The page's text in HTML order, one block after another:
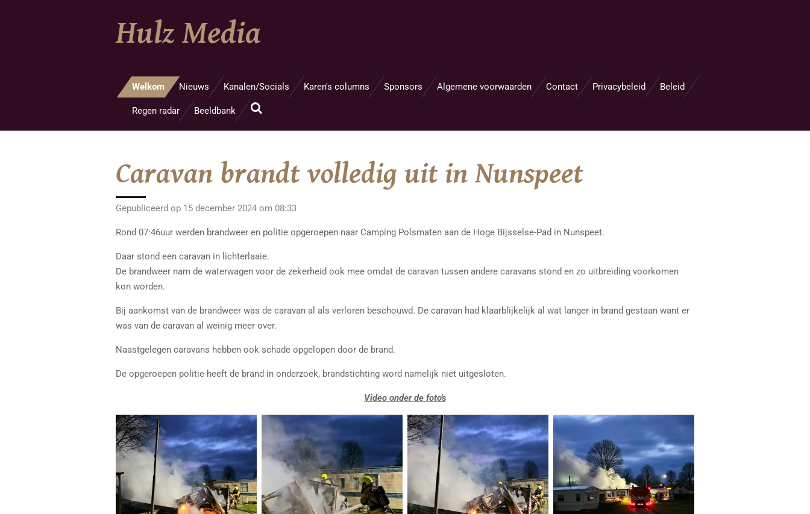
Hulz Media
Welkom Nieuws Kanalen/Socials Karen's columns Sponsors Algemene voorwaarden Contact Privacybeleid Beleid
Regen radar Beeldbank
Caravan brandt volledig uit in Nunspeet
Gepubliceerd op 15 december 2024 om 08:33
Rond 07:46uur werden brandweer en politie opgeroepen naar Camping Polsmaten aan de Hoge Bijsselse-Pad in Nunspeet.
Daar stond een caravan in lichterlaaie.
De brandweer nam de waterwagen voor de zekerheid ook mee omdat de caravan tussen andere caravans stond en zo uitbreiding voorkomen
kon worden.
Bij aankomst van de brandweer was de caravan al als verloren beschouwd. De caravan had klaarblijkelijk al wat langer in brand gestaan want er
was van de caravan al weinig meer over.
Naastgelegen caravans hebben ook schade opgelopen door de brand.
De opgeroepen politie heeft de brand in onderzoek, brandstichting word namelijk niet uitgesloten.
Video onder de foto's